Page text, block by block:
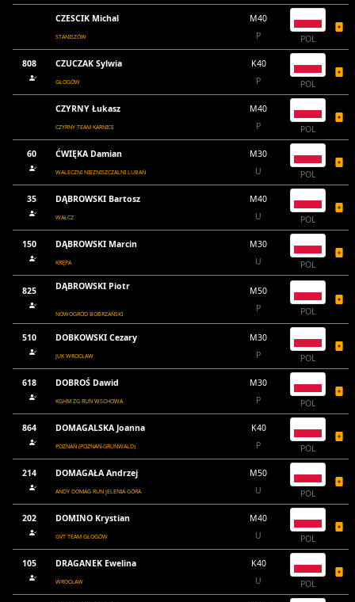
CZESCIK Michal
STANISZÓW
M40
P
POL
808 CZUCZAK Sylwia
GŁOGÓW
K40
P
POL
CZYRNY Łukasz
CZYRNY TEAM KARNICE
M40
P
POL
60 ĆWIĘKA Damian
WALECZNI NIEZNISZCZALNI LUBAŃ
M30
U
POL
35 DĄBROWSKI Bartosz
WAŁCZ
M40
U
POL
150 DĄBROWSKI Marcin
KRĘPA
M30
U
POL
825 DĄBROWSKI Piotr
NOWOGRÓD BOBRZAŃSKI
M50
P
POL
510 DOBKOWSKI Cezary
JUK WROCŁAW
M30
P
POL
618 DOBROŚ Dawid
KGHM ZG RUN WSCHOWA
M30
P
POL
864 DOMAGALSKA Joanna
POZNAŃ (POZNAŃ-GRUNWALD)
K40
P
POL
214 DOMAGAŁA Andrzej
ANDY DOMAG RUN JELENIA GÓRA
M50
U
POL
202 DOMINO Krystian
GVT TEAM GŁOGÓW
M40
U
POL
105 DRAGANEK Ewelina
WROCŁAW
K40
U
POL